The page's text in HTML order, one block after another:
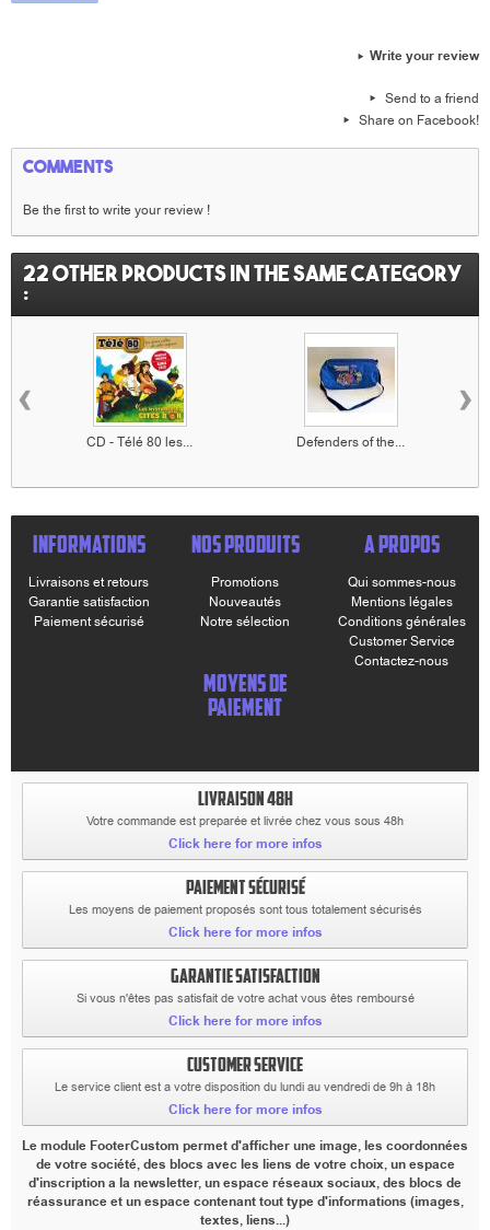
Write your review
Send to a friend
Share on Facebook!
Comments
Be the first to write your review !
22 other products in the same category
:
CD - Télé 80 les... Defenders of the...
‹ ›
INFORMATIONS
Livraisons et retours
Garantie satisfaction
Paiement sécurisé
NOS PRODUITS
Promotions
Nouveautés
Notre sélection
A PROPOS
Qui sommes-nous
Mentions légales
Conditions générales
Customer Service
Contactez-nous
MOYENS DE
PAIEMENT
LIVRAISON 48H
Votre commande est preparée et livrée chez vous sous 48h
Click here for more infos
PAIEMENT SÉCURISÉ
Les moyens de paiement proposés sont tous totalement sécurisés
Click here for more infos
GARANTIE SATISFACTION
Si vous n'êtes pas satisfait de votre achat vous êtes remboursé
Click here for more infos
CUSTOMER SERVICE
Le service client est a votre disposition du lundi au vendredi de 9h à 18h
Click here for more infos
Le module FooterCustom permet d'afficher une image, les coordonnées
de votre société, des blocs avec les liens de votre choix, un espace
d'inscription a la newsletter, un espace réseaux sociaux, des blocs de
réassurance et un espace contenant tout type d'informations (images,
textes, liens...)